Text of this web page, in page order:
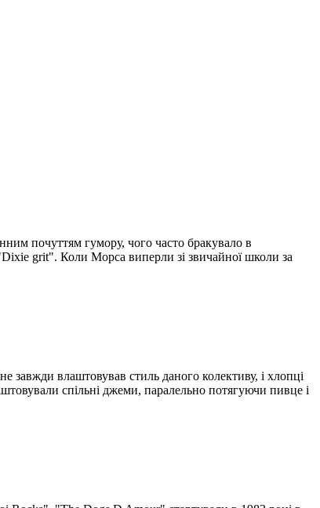
почуттям гумору, чого часто бракувало в
grit". Коли Морса виперли зі звичайної школи за
завжди влаштовував стиль даного колективу, і хлопці
спільні джеми, паралельно потягуючи пивце і